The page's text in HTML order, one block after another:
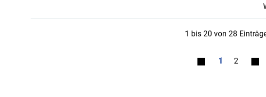
1 bis 20 von 28
1 2